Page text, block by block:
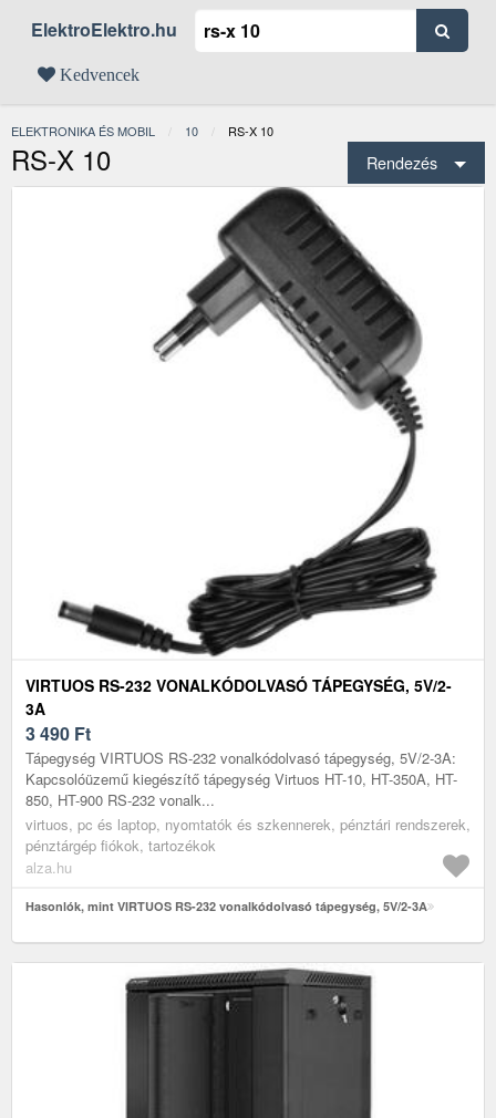
ElektroElektro.hu
Kedvencek
ELEKTRONIKA ÉS MOBIL 10 JELENLEGI:
RS-X 10
RS-X 10 Rendezés
VIRTUOS RS-232 VONALKÓDOLVASÓ TÁPEGYSÉG, 5V/2-
3A
3 490 Ft
Tápegység VIRTUOS RS-232 vonalkódolvasó tápegység, 5V/2-3A:
Kapcsolóüzemű kiegészítő tápegység Virtuos HT-10, HT-350A, HT-
850, HT-900 RS-232 vonalk...
virtuos, pc és laptop, nyomtatók és szkennerek, pénztári rendszerek,
pénztárgép fiókok, tartozékok
alza.hu
Hasonlók, mint VIRTUOS RS-232 vonalkódolvasó tápegység, 5V/2-3A